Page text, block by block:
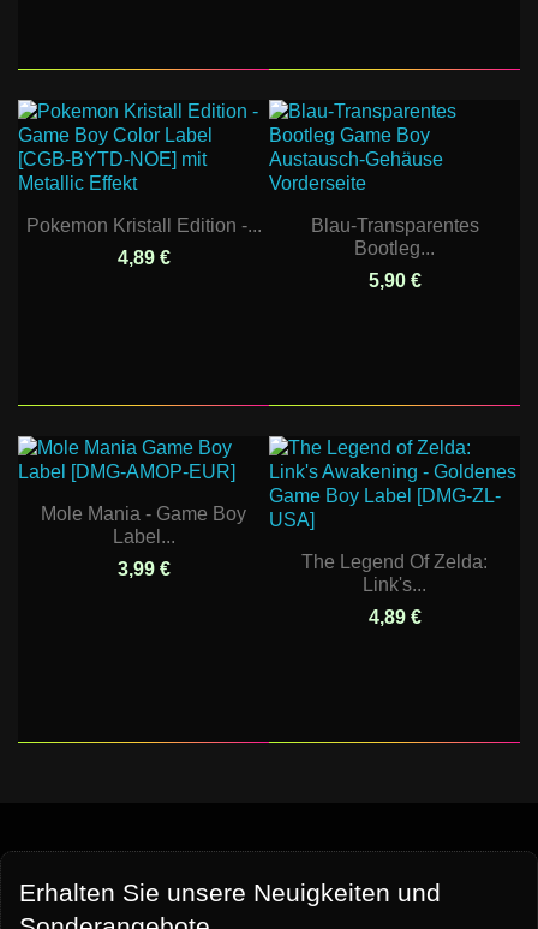
Pokemon Kristall Edition -...
4,89 €
Blau-Transparentes
Bootleg...
5,90 €
Mole Mania - Game Boy
Label...
3,99 €
The Legend Of Zelda:
Link's...
4,89 €
Erhalten Sie unsere Neuigkeiten und